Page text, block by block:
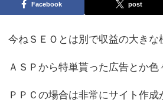
Facebook post
今ねＳＥＯとは別で収益の大きな
ＡＳＰから特単貰った広告とか
ＰＰＣの場合は非常にサイト作成